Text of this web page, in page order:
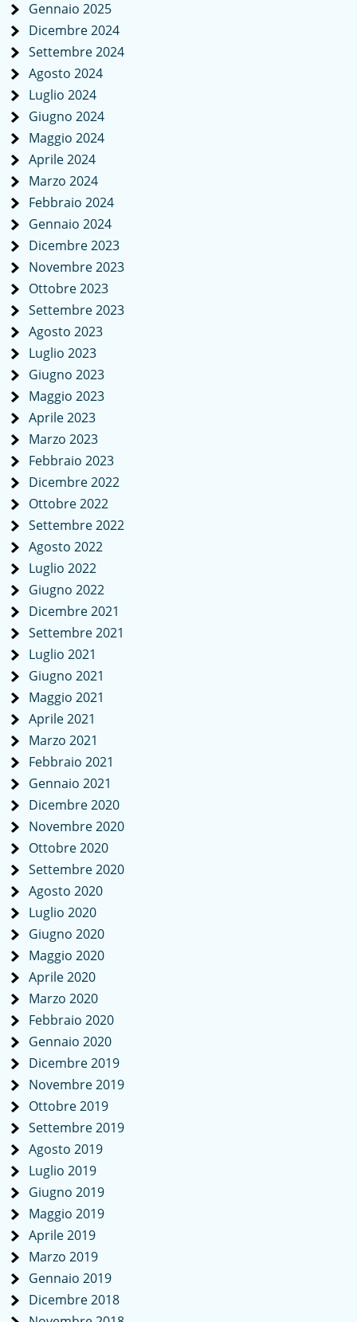
Gennaio 2025
Dicembre 2024
Settembre 2024
Agosto 2024
Luglio 2024
Giugno 2024
Maggio 2024
Aprile 2024
Marzo 2024
Febbraio 2024
Gennaio 2024
Dicembre 2023
Novembre 2023
Ottobre 2023
Settembre 2023
Agosto 2023
Luglio 2023
Giugno 2023
Maggio 2023
Aprile 2023
Marzo 2023
Febbraio 2023
Dicembre 2022
Ottobre 2022
Settembre 2022
Agosto 2022
Luglio 2022
Giugno 2022
Dicembre 2021
Settembre 2021
Luglio 2021
Giugno 2021
Maggio 2021
Aprile 2021
Marzo 2021
Febbraio 2021
Gennaio 2021
Dicembre 2020
Novembre 2020
Ottobre 2020
Settembre 2020
Agosto 2020
Luglio 2020
Giugno 2020
Maggio 2020
Aprile 2020
Marzo 2020
Febbraio 2020
Gennaio 2020
Dicembre 2019
Novembre 2019
Ottobre 2019
Settembre 2019
Agosto 2019
Luglio 2019
Giugno 2019
Maggio 2019
Aprile 2019
Marzo 2019
Gennaio 2019
Dicembre 2018